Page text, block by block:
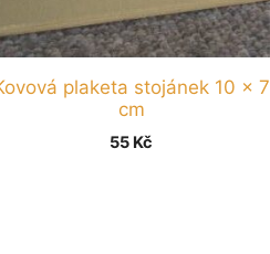
plaketa stojánek 10 x 7
cm
55 Kč